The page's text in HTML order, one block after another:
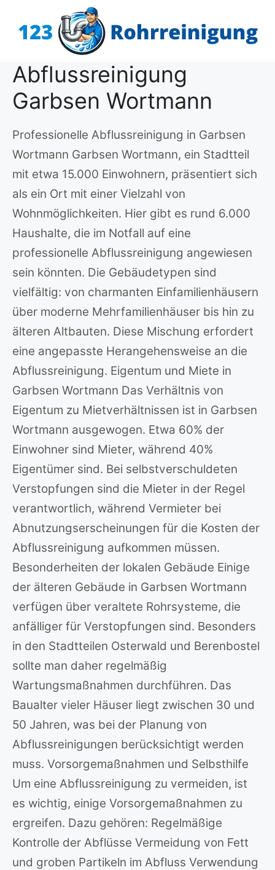
Inhalt
Abflussreinigung
Garbsen Wortmann
Professionelle Abflussreinigung in Garbsen
Wortmann Garbsen Wortmann, ein Stadtteil
mit etwa 15.000 Einwohnern, präsentiert sich
als ein Ort mit einer Vielzahl von
Wohnmöglichkeiten. Hier gibt es rund 6.000
Haushalte, die im Notfall auf eine
professionelle Abflussreinigung angewiesen
sein könnten. Die Gebäudetypen sind
vielfältig: von charmanten Einfamilienhäusern
über moderne Mehrfamilienhäuser bis hin zu
älteren Altbauten. Diese Mischung erfordert
eine angepasste Herangehensweise an die
Abflussreinigung. Eigentum und Miete in
Garbsen Wortmann Das Verhältnis von
Eigentum zu Mietverhältnissen ist in Garbsen
Wortmann ausgewogen. Etwa 60% der
Einwohner sind Mieter, während 40%
Eigentümer sind. Bei selbstverschuldeten
Verstopfungen sind die Mieter in der Regel
verantwortlich, während Vermieter bei
Abnutzungserscheinungen für die Kosten der
Abflussreinigung aufkommen müssen.
Besonderheiten der lokalen Gebäude Einige
der älteren Gebäude in Garbsen Wortmann
verfügen über veraltete Rohrsysteme, die
anfälliger für Verstopfungen sind. Besonders
in den Stadtteilen Osterwald und Berenbostel
sollte man daher regelmäßig
Wartungsmaßnahmen durchführen. Das
Baualter vieler Häuser liegt zwischen 30 und
50 Jahren, was bei der Planung von
Abflussreinigungen berücksichtigt werden
muss. Vorsorgemaßnahmen und Selbsthilfe
Um eine Abflussreinigung zu vermeiden, ist
es wichtig, einige Vorsorgemaßnahmen zu
ergreifen. Dazu gehören: Regelmäßige
Kontrolle der Abflüsse Vermeidung von Fett
und groben Partikeln im Abfluss Verwendung